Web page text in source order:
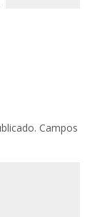
Campos